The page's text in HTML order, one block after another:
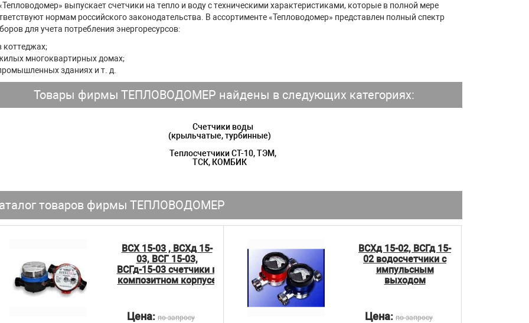
выпускает счетчики на тепло и воду с техническими характеристиками, которые в полной мере
нормам российского законодательства. В ассортименте «Тепловодомер» представлен полный спектр
для учета потребления энергоресурсов:
коттеджах;
многоквартирных домах;
зданиях и т. д.
Товары фирмы ТЕПЛОВОДОМЕР найдены в следующих категориях:
Счетчики воды
(крыльчатые, турбинные)
Теплосчетчики СТ-10, ТЭМ,
ТСК, КОМБИК
товаров фирмы ТЕПЛОВОДОМЕР
ВСХ 15-03 , ВСХд 15-
03, ВСГ 15-03,
ВСГд-15-03 счетчики в
композитном корпусе
Цена: по запросу
ВСХд 15-02, ВСГд 15-
02 водосчетчики с
импульсным
выходом
Цена: по запросу